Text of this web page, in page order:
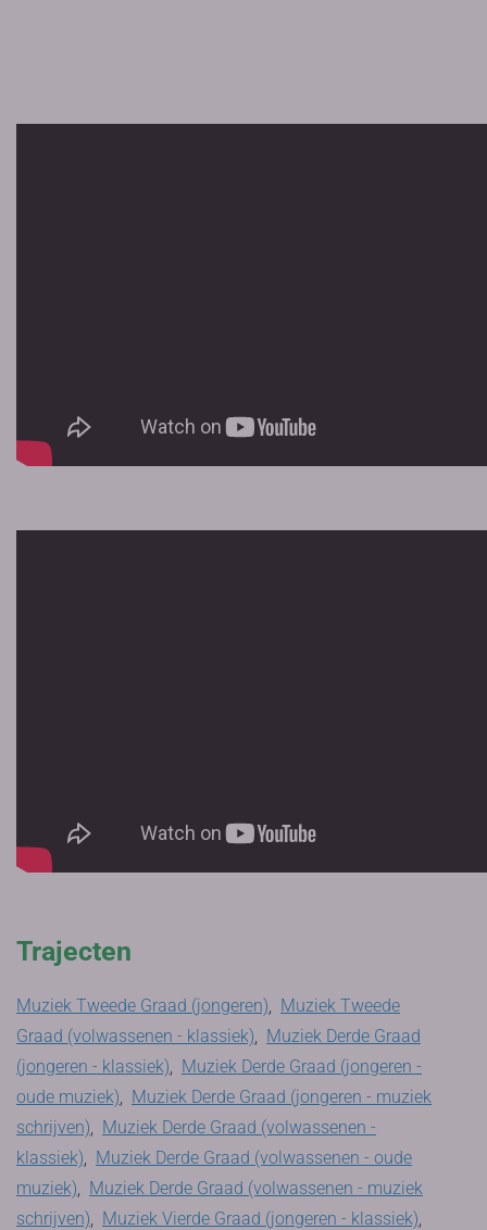
Trajecten
Muziek Tweede Graad (jongeren), Muziek Tweede
Graad (volwassenen - klassiek), Muziek Derde Graad
(jongeren - klassiek), Muziek Derde Graad (jongeren -
oude muziek), Muziek Derde Graad (jongeren - muziek
schrijven), Muziek Derde Graad (volwassenen -
klassiek), Muziek Derde Graad (volwassenen - oude
muziek), Muziek Derde Graad (volwassenen - muziek
schrijven), Muziek Vierde Graad (jongeren - klassiek),